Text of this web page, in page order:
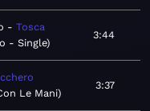
Tosca
- Single
3:44
Le Mani
3:37